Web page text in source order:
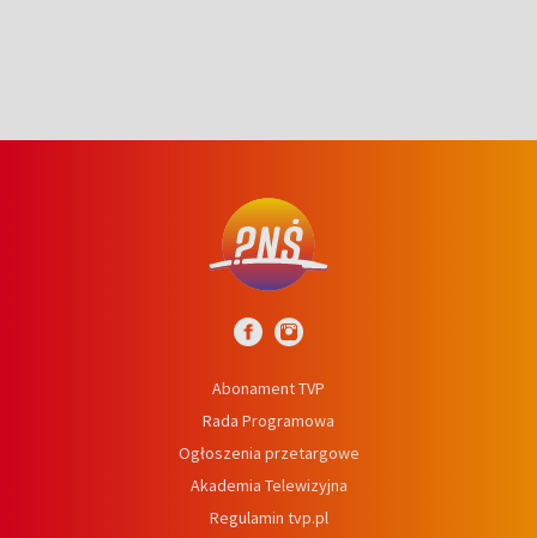
Abonament TVP
Rada Programowa
Ogłoszenia przetargowe
Akademia Telewizyjna
Regulamin tvp.pl